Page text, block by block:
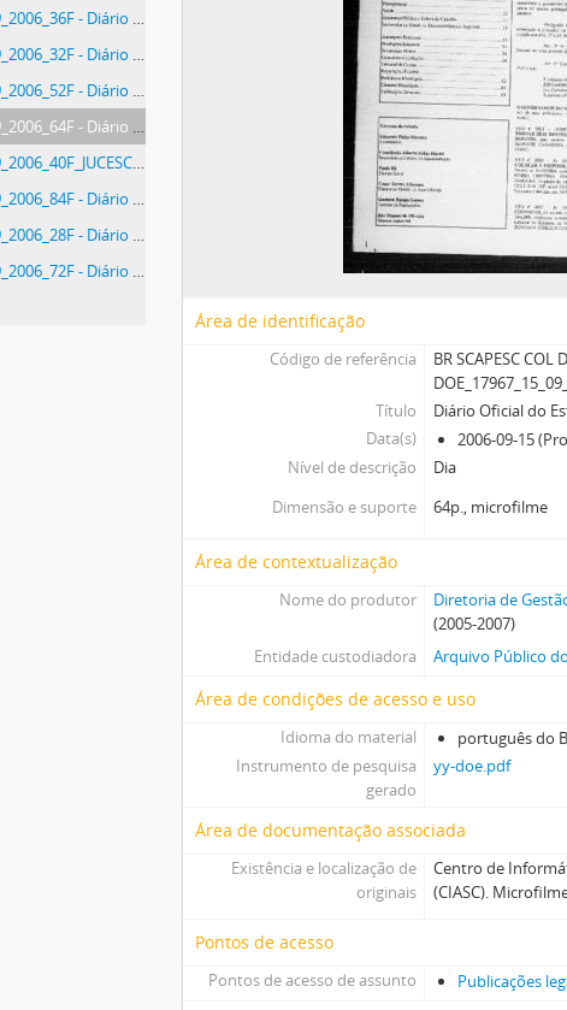
de Santa Catarina. Ano 72. N° 17964 de 12/09/2006
de Santa Catarina. Ano 72. N° 17965 de 13/09/2006
de Santa Catarina. Ano 72. N° 17966 de 14/09/2006
de Santa Catarina. Ano 72. N° 17967 de 15/09/2006
do Estado de Santa Catarina. Ano 72. N° 17968 de 18/09/2006
de Santa Catarina. Ano 72. N° 17969 de 19/09/2006
de Santa Catarina. Ano 72. N° 17970 de 20/09/2006
de Santa Catarina. Ano 72. N° 17971 de 21/09/2006
Área de identificação
Código de referência
BR SCAPESC COL
Título
Diário Oficial do
Data(s)
2006-09-15
Nível de descrição
Dia
Dimensão e suporte
64p., microfilme
Área de contextualização
Nome do produtor
Diretoria de
(2005-2007)
Entidade custodiadora
Arquivo Público
Área de condições de acesso e uso
Idioma do material
português do
Instrumento de pesquisa
gerado
yy-doe.pdf
Área de documentação associada
Existência e localização de
originais
Centro de
(CIASC).
Pontos de acesso
Pontos de acesso de assunto Publicações